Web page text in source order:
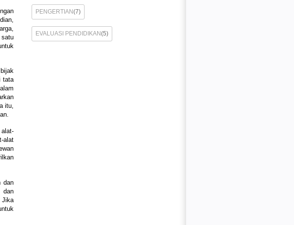
satu
tata
itu,
alat
dan
dan
Jika
PENGERTIAN(7)
EVALUASI PENDIDIKAN(5)